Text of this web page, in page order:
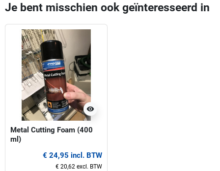
Je bent misschien ook geïnteresseerd in
visibility
Metal Cutting Foam (400
ml)
€ 24,95 incl. BTW
€ 20,62 excl. BTW